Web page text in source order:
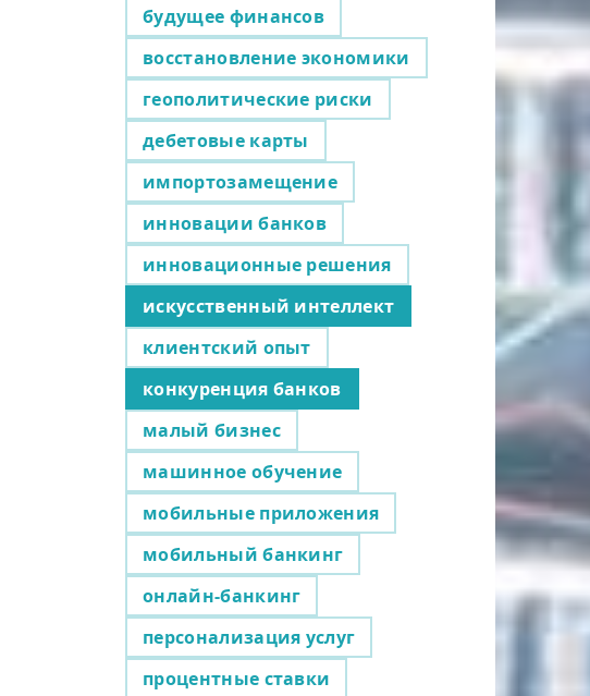
будущее финансов
восстановление экономики
геополитические риски
дебетовые карты
импортозамещение
инновации банков
инновационные решения
искусственный интеллект
клиентский опыт
конкуренция банков
малый бизнес
машинное обучение
мобильные приложения
мобильный банкинг
онлайн-банкинг
персонализация услуг
процентные ставки